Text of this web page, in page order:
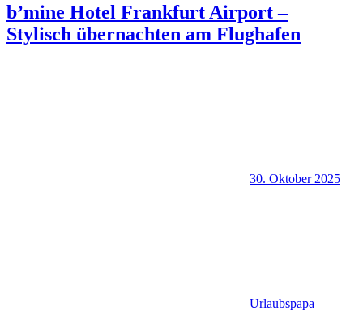
b’mine Hotel Frankfurt Airport –
Stylisch übernachten am Flughafen
30. Oktober 2025
Urlaubspapa